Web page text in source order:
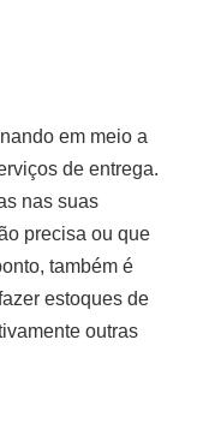
em meio a
de entrega.
nas suas
precisa ou que
também é
estoques de
outras